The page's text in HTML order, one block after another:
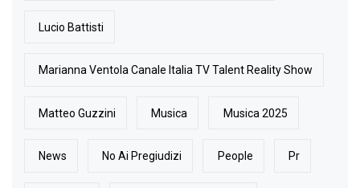
Lucio Battisti
Marianna Ventola Canale Italia TV Talent Reality Show
Matteo Guzzini Musica Musica 2025
News No Ai Pregiudizi People Pr